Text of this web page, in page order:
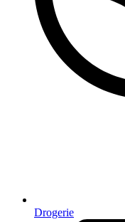
Drogerie